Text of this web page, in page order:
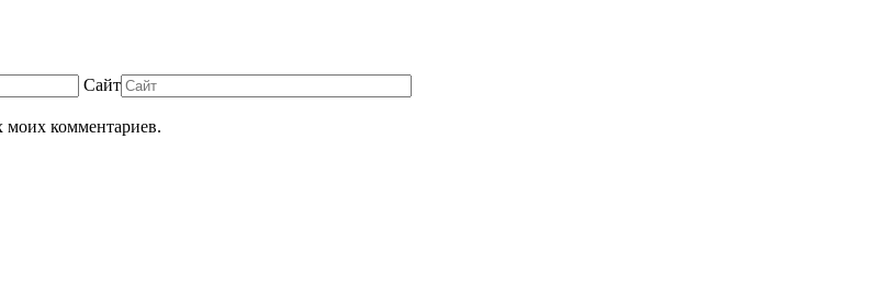
Сайт
моих комментариев.